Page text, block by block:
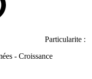
Particularite :
- Croissance